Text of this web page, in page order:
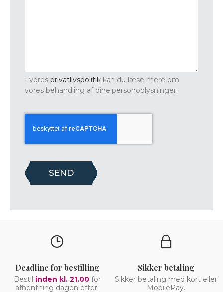
I vores privatlivspolitik kan du læse mere om
vores behandling af dine personoplysninger.
Deadline for bestilling
Bestil inden kl. 21.00for
afhentning dagen efter.
Sikker betaling
Sikker betaling med kort eller
MobilePay.